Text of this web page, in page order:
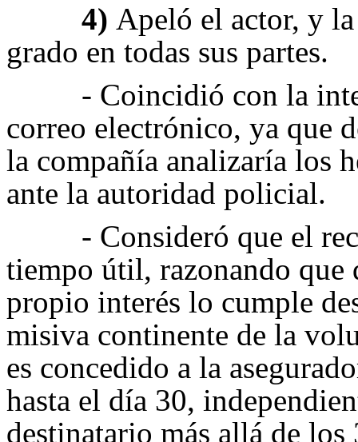
4) Apeló el actor, y
grado en todas sus partes.
- Coincidió con la
correo electrónico, ya que
la compañía analizaría los
ante la autoridad policial.
- Consideró que el
tiempo útil, razonando que
propio interés lo cumple
misiva continente de la
es concedido a la
hasta el día 30,
destinatario más allá de los